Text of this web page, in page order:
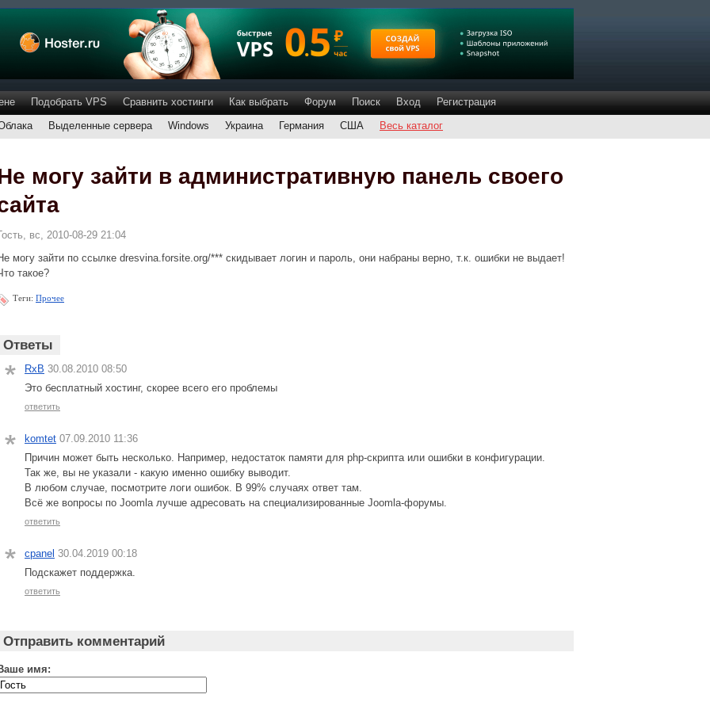
Подобрать VPS Сравнить хостинги Как выбрать Форум Поиск Вход
Регистрация
Выделенные сервера Windows Украина Германия США Весь каталог
могу зайти в административную панель своего
вс, 2010-08-29 21:04
могу зайти по ссылке dresvina.forsite.org/*** скидывает логин и пароль, они набраны верно, т.к. ошибки не выдает!
такое?
Теги: Прочее
Ответы
RxB 30.08.2010 08:50
Это бесплатный хостинг, скорее всего его проблемы
ответить
komtet 07.09.2010 11:36
Причин может быть несколько. Например, недостаток памяти для php-скрипта или ошибки в конфигурации.
Так же, вы не указали - какую именно ошибку выводит.
В любом случае, посмотрите логи ошибок. В 99% случаях ответ там.
Всё же вопросы по Joomla лучше адресовать на специализированные Joomla-форумы.
ответить
cpanel 30.04.2019 00:18
Подскажет поддержка.
ответить
Отправить комментарий
имя: